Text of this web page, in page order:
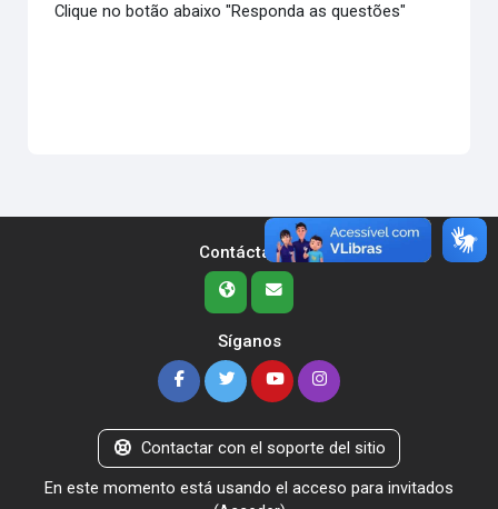
Clique no botão abaixo "Responda as questões"
Contáctanos
Síganos
Contactar con el soporte del sitio
En este momento está usando el acceso para invitados